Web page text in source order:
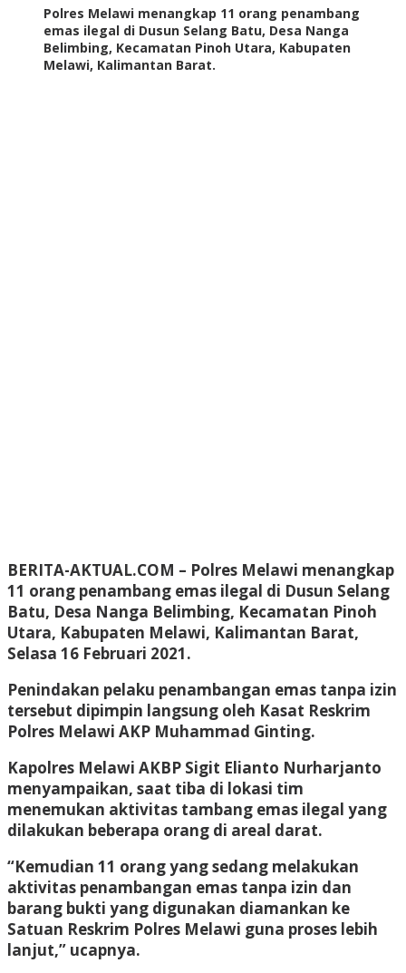
Polres Melawi menangkap 11 orang penambang
emas ilegal di Dusun Selang Batu, Desa Nanga
Belimbing, Kecamatan Pinoh Utara, Kabupaten
Melawi, Kalimantan Barat.
BERITA-AKTUAL.COM – Polres Melawi menangkap
11 orang penambang emas ilegal di Dusun Selang
Batu, Desa Nanga Belimbing, Kecamatan Pinoh
Utara, Kabupaten Melawi, Kalimantan Barat,
Selasa 16 Februari 2021.
Penindakan pelaku penambangan emas tanpa izin
tersebut dipimpin langsung oleh Kasat Reskrim
Polres Melawi AKP Muhammad Ginting.
Kapolres Melawi AKBP Sigit Elianto Nurharjanto
menyampaikan, saat tiba di lokasi tim
menemukan aktivitas tambang emas ilegal yang
dilakukan beberapa orang di areal darat.
“Kemudian 11 orang yang sedang melakukan
aktivitas penambangan emas tanpa izin dan
barang bukti yang digunakan diamankan ke
Satuan Reskrim Polres Melawi guna proses lebih
lanjut,” ucapnya.